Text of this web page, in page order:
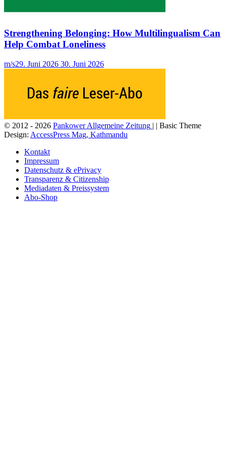
Strengthening Belonging: How Multilingualism Can
Help Combat Loneliness
m/s29. Juni 2026 30. Juni 2026
© 2012 - 2026 Pankower Allgemeine Zeitung | | Basic Theme
Design: AccessPress Mag, Kathmandu
Kontakt
Impressum
Datenschutz & ePrivacy
Transparenz & Citizenship
Mediadaten & Preissystem
Abo-Shop